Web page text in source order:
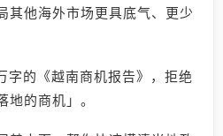
其他海外市场更具底气、更少
字的《越南商机报告》，拒绝
地的商机」。